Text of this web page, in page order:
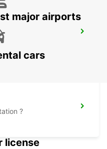
major airports
cars
?
license